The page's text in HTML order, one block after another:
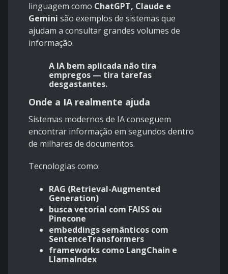
linguagem como ChatGPT, Claude e
Gemini são exemplos de sistemas que
ajudam a consultar grandes volumes de
informação.
A IA bem aplicada não tira
empregos — tira tarefas
desgastantes.
Onde a IA realmente ajuda
Sistemas modernos de IA conseguem
encontrar informação em segundos dentro
de milhares de documentos.
Tecnologias como:
RAG (Retrieval-Augmented
Generation)
busca vetorial com FAISS ou
Pinecone
embeddings semânticos com
SentenceTransformers
frameworks como LangChain e
LlamaIndex